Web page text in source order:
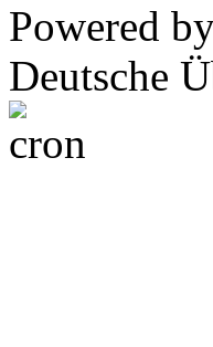
Powered
Deutsche